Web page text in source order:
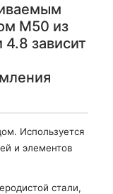
М50 из
4.8 зависит
Используется
и элементов
стали,